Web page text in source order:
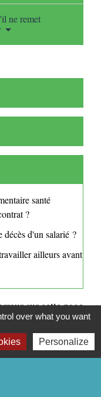
ne remet
santé
?
d'un salarié ?
ailleurs avant
sur cette page
over what you want
Personalize